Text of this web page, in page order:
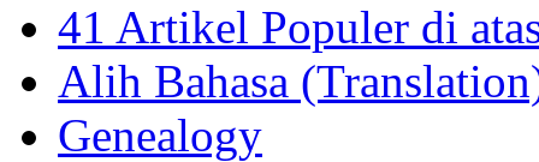
41 Artikel Populer di
Alih Bahasa
Genealogy